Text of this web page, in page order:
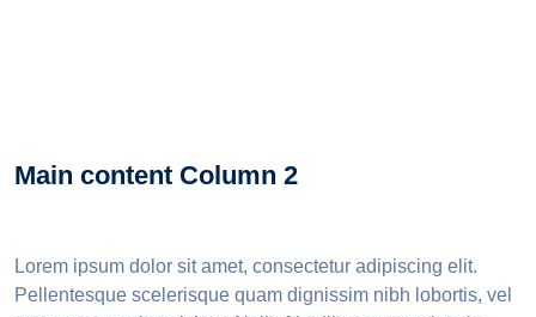
Main content Column 2
Lorem ipsum dolor sit amet, consectetur adipiscing elit.
Pellentesque scelerisque quam dignissim nibh lobortis, vel